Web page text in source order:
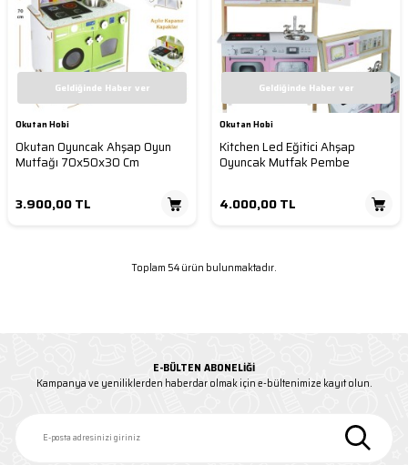
Geldiğinde Haber ver
Okutan Hobi
Okutan Oyuncak Ahşap Oyun
Mutfağı 70x50x30 Cm
3.900,00TL
Geldiğinde Haber ver
Okutan Hobi
Kitchen Led Eğitici Ahşap
Oyuncak Mutfak Pembe
4.000,00TL
Toplam 54 ürün bulunmaktadır.
E-BÜLTEN ABONELIĞI
Kampanya ve yeniliklerden haberdar olmak için e-bültenimize kayıt olun.